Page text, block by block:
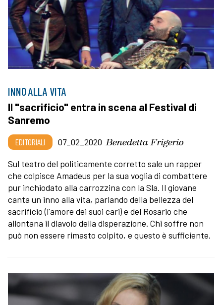
INNO ALLA VITA
Il "sacrificio" entra in scena al Festival di
Sanremo
EDITORIALI 07_02_2020 Benedetta Frigerio
Sul teatro del politicamente corretto sale un rapper
che colpisce Amadeus per la sua voglia di combattere
pur inchiodato alla carrozzina con la Sla. Il giovane
canta un inno alla vita, parlando della bellezza del
sacrificio (l'amore dei suoi cari) e del Rosario che
allontana il diavolo della disperazione. Chi soffre non
può non essere rimasto colpito, e questo è sufficiente.